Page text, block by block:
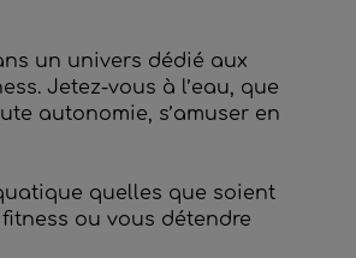
un univers dédié aux
Jetez-vous à l’eau, que
autonomie, s’amuser en
quelles que soient
ou vous détendre